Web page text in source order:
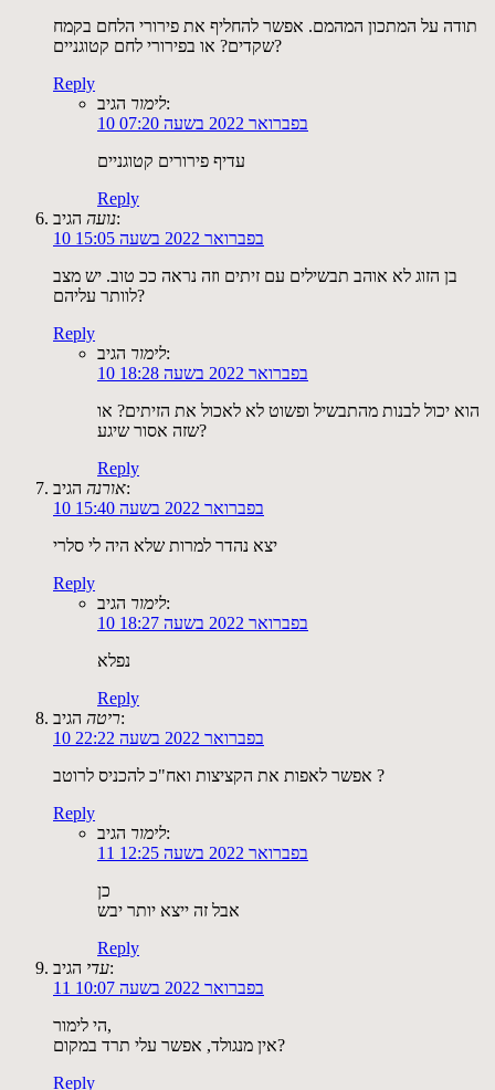
תודה על המתכון המהמם. אפשר להחליף את פירורי הלחם בקמח
שקדים? או בפירורי לחם קטוגניים?
Reply
לימורהגיב:
10 בפברואר 2022 בשעה 07:20
עדיף פירורים קטוגניים
Reply
נועההגיב:
10 בפברואר 2022 בשעה 15:05
בן הזוג לא אוהב תבשילים עם זיתים וזה נראה ככ טוב. יש מצב
לוותר עליהם?
Reply
לימורהגיב:
10 בפברואר 2022 בשעה 18:28
הוא יכול לבנות מהתבשיל ופשוט לא לאכול את הזיתים? או
שזה אסור שיגע?
Reply
אורנההגיב:
10 בפברואר 2022 בשעה 15:40
יצא נהדר למרות שלא היה לי סלרי
Reply
לימורהגיב:
10 בפברואר 2022 בשעה 18:27
נפלא
Reply
ריטההגיב:
10 בפברואר 2022 בשעה 22:22
אפשר לאפות את הקציצות ואח"כ להכניס לרוטב ?
Reply
לימורהגיב:
11 בפברואר 2022 בשעה 12:25
כן
אבל זה ייצא יותר יבש
Reply
עדיהגיב:
11 בפברואר 2022 בשעה 10:07
הי לימור,
אין מנגולד, אפשר עלי תרד במקום?
Reply